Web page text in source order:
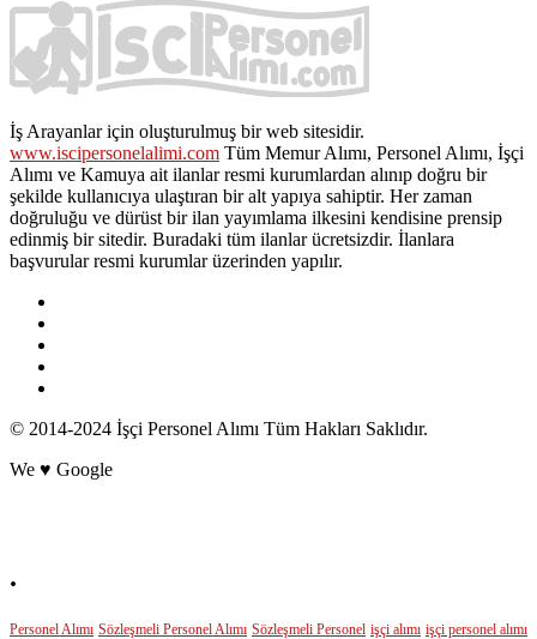
İş Arayanlar için oluşturulmuş bir web sitesidir.
www.iscipersonelalimi.com Tüm Memur Alımı, Personel Alımı, İşçi
Alımı ve Kamuya ait ilanlar resmi kurumlardan alınıp doğru bir
şekilde kullanıcıya ulaştıran bir alt yapıya sahiptir. Her zaman
doğruluğu ve dürüst bir ilan yayımlama ilkesini kendisine prensip
edinmiş bir sitedir. Buradaki tüm ilanlar ücretsizdir. İlanlara
başvurular resmi kurumlar üzerinden yapılır.
© 2014-2024 İşçi Personel Alımı Tüm Hakları Saklıdır.
We ♥ Google
.
Personel Alımı Sözleşmeli Personel Alımı Sözleşmeli Personel işçi alımı işçi personel alımı